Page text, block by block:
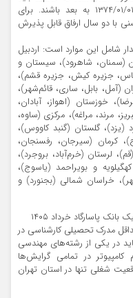
متولد ۱۳۷۶/۰۱/۰۱ به بعد و آقایان متولد ۱۳۷۴/۰۱/۰۱ به بعد باشند. برای
با دو سال ارفاق قابل پذیرش
شامل این موارد است: اردبیل
(سمنان، شاهرود)، سیستان و
جزیره کیش، جزیره قشم)،
(آمل، بابل، ساری، قائم‌شهر)،
خوزستان (اهواز، آبادان،
مرند، مراغه)، مرکزی (ساوه،
(یزد)، گلستان (گنبد کاووس)،
کرمان (سیرجان، رفسنجان،
لرستان (خرم‌آباد، بروجرد)،
و بویراحمد (یاسوج)،
خراسان شمالی (بجنورد) و
پاسارگاد خرداد ۱۴۰۵
مدرک تحصیلی کارشناسی در
در یکی از رشته‌های مهندسی
کامپیوتر در تمامی گرایش‌ها
شغلی تنها در استان تهران